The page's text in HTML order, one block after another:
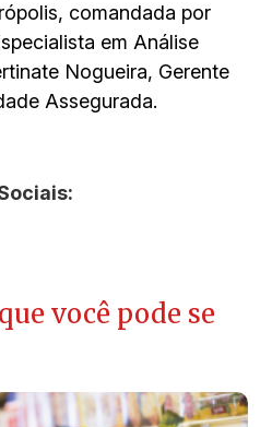
comandada por
em Análise
Nogueira, Gerente
Assegurada.
você pode se